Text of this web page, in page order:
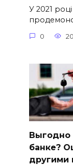
У 2021
0
Выгодно
банке?
другими